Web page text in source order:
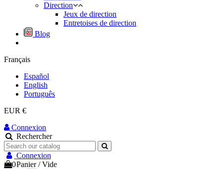
Direction
Jeux de direction
Entretoises de direction
Blog
Français
Español
English
Português
EUR €
Connexion
Rechercher
Connexion
0Panier /Vide